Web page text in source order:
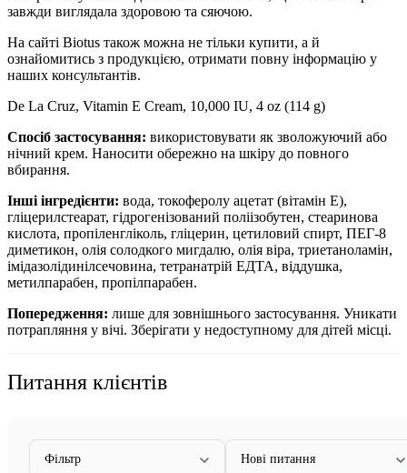
завжди виглядала здоровою та сяючою.
На сайті Biotus також можна не тільки купити, а й
ознайомитись з продукцією, отримати повну інформацію у
наших консультантів.
De La Cruz, Vitamin E Cream, 10,000 IU, 4 oz (114 g)
Спосіб застосування: використовувати як зволожуючий або
нічний крем. Наносити обережно на шкіру до повного
вбирання.
Інші інгредієнти: вода, токоферолу ацетат (вітамін Е),
гліцерилстеарат, гідрогенізований поліізобутен, стеаринова
кислота, пропіленгліколь, гліцерин, цетиловий спирт, ПЕГ-8
диметикон, олія солодкого мигдалю, олія віра, триетаноламін,
імідазолідинілсечовина, тетранатрій ЕДТА, віддушка,
метилпарабен, пропілпарабен.
Попередження: лише для зовнішнього застосування. Уникати
потрапляння у вічі. Зберігати у недоступному для дітей місці.
Питання клієнтів
Фільтр Нові питання